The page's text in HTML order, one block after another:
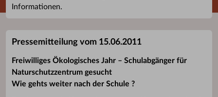
Informationen.
Pressemitteilung vom 15.06.2011
Freiwilliges Ökologisches Jahr – Schulabgänger für
Naturschutzzentrum gesucht
Wie gehts weiter nach der Schule ?